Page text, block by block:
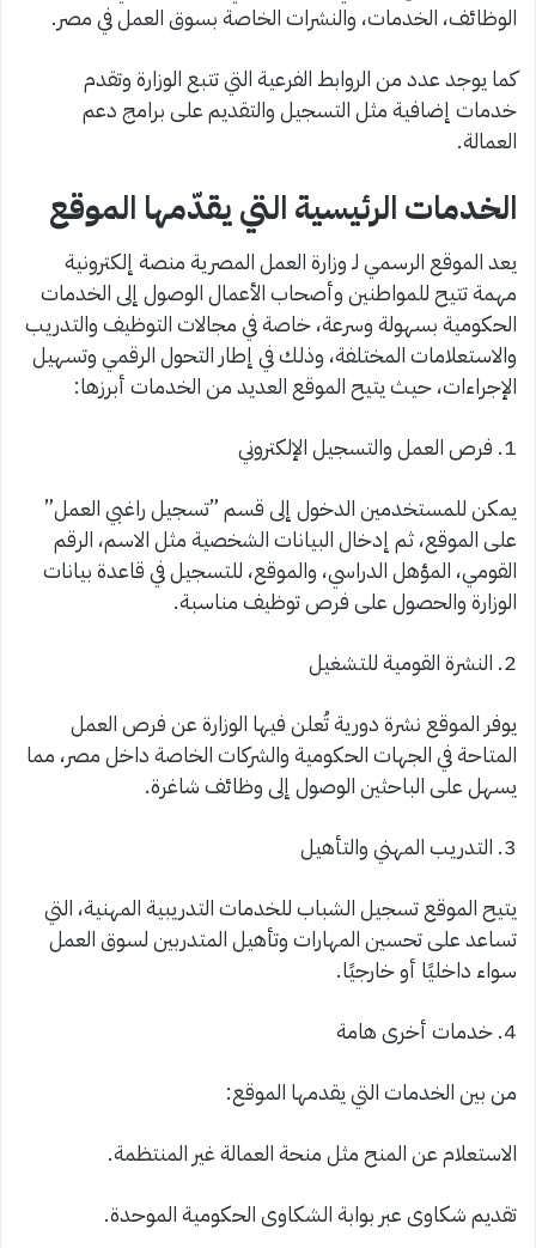
الوظائف، الخدمات، والنشرات الخاصة بسوق العمل في مصر.
كما يوجد عدد من الروابط الفرعية التي تتبع الوزارة وتقدم
خدمات إضافية مثل التسجيل والتقديم على برامج دعم
العمالة.
الخدمات الرئيسية التي يقدّمها الموقع
يعد الموقع الرسمي لـ وزارة العمل المصرية منصة إلكترونية
مهمة تتيح للمواطنين وأصحاب الأعمال الوصول إلى الخدمات
الحكومية بسهولة وسرعة، خاصة في مجالات التوظيف والتدريب
والاستعلامات المختلفة، وذلك في إطار التحول الرقمي وتسهيل
الإجراءات، حيث يتيح الموقع العديد من الخدمات أبرزها:
1. فرص العمل والتسجيل الإلكتروني
يمكن للمستخدمين الدخول إلى قسم ”تسجيل راغبي العمل”
على الموقع، ثم إدخال البيانات الشخصية مثل الاسم، الرقم
القومي، المؤهل الدراسي، والموقع، للتسجيل في قاعدة بيانات
الوزارة والحصول على فرص توظيف مناسبة.
2. النشرة القومية للتشغيل
يوفر الموقع نشرة دورية تُعلن فيها الوزارة عن فرص العمل
المتاحة في الجهات الحكومية والشركات الخاصة داخل مصر، مما
يسهل على الباحثين الوصول إلى وظائف شاغرة.
3. التدريب المهني والتأهيل
يتيح الموقع تسجيل الشباب للخدمات التدريبية المهنية، التي
تساعد على تحسين المهارات وتأهيل المتدربين لسوق العمل
سواء داخليًا أو خارجيًا.
4. خدمات أخرى هامة
من بين الخدمات التي يقدمها الموقع:
الاستعلام عن المنح مثل منحة العمالة غير المنتظمة.
تقديم شكاوى عبر بوابة الشكاوى الحكومية الموحدة.